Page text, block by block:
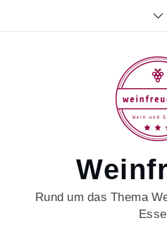
Rund um das Thema